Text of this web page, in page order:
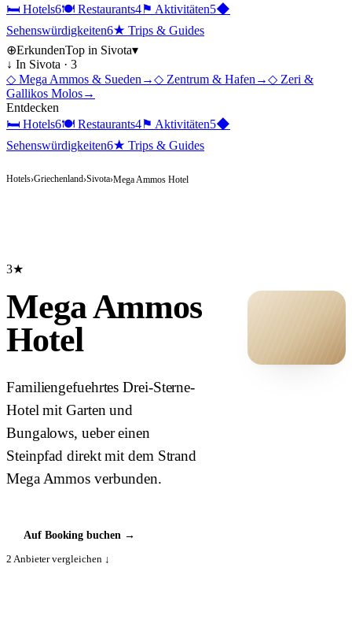
🛏 Hotels6🍽 Restaurants4⚑ Aktivitäten5◆
Sehenswürdigkeiten6★ Trips & Guides
⊕ErkundenTop in Sivota▾
↓ In Sivota · 3
◇ Mega Ammos & Sueden →◇ Zentrum & Hafen →◇ Zeri &
Gallikos Molos→
Entdecken
🛏 Hotels6🍽 Restaurants4⚑ Aktivitäten5◆
Sehenswürdigkeiten6★ Trips & Guides
Hotels›Griechenland›Sivota›Mega Ammos Hotel
3★
Mega Ammos
Hotel
Familiengefuehrtes Drei-Sterne-
Hotel mit Garten und
Bungalows, ueber einen
Steinpfad direkt mit dem Strand
Mega Ammos verbunden.
Auf Booking buchen→
2 Anbieter vergleichen ↓